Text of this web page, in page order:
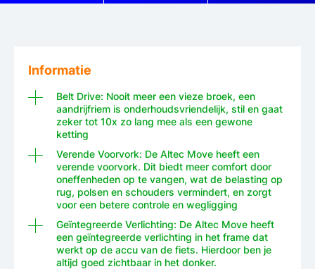
Informatie
Belt Drive: Nooit meer een vieze broek, een
aandrijfriem is onderhoudsvriendelijk, stil en gaat
zeker tot 10x zo lang mee als een gewone
ketting
Verende Voorvork: De Altec Move heeft een
verende voorvork. Dit biedt meer comfort door
oneffenheden op te vangen, wat de belasting op
rug, polsen en schouders vermindert, en zorgt
voor een betere controle en wegligging
Geïntegreerde Verlichting: De Altec Move heeft
een geïntegreerde verlichting in het frame dat
werkt op de accu van de fiets. Hierdoor ben je
altijd goed zichtbaar in het donker.